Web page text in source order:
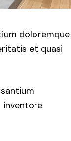
doloremque
et quasi
inventore